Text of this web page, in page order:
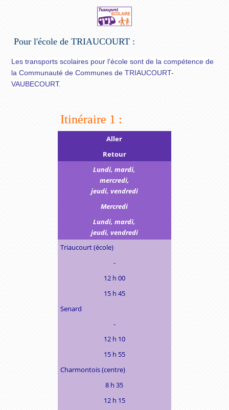
Pour l'école de TRIAUCOURT :
Les transports scolaires pour l'école sont de la compétence de
la Communauté de Communes de TRIAUCOURT-
VAUBECOURT.
Itinéraire 1 :
Aller
Retour
Lundi, mardi,
mercredi,
jeudi, vendredi
Mercredi
Lundi, mardi,
jeudi, vendredi
Triaucourt (école)
-
12 h 00
15 h 45
Senard
-
12 h 10
15 h 55
Charmontois (centre)
8 h 35
12 h 15